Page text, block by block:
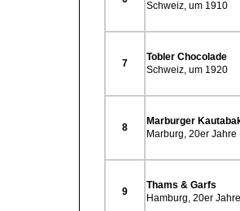
Schweiz, um 1910
7
Tobler Chocolade
Schweiz, um 1920
8
Marburger
Marburg, 20er Jahre
9
Thams & Garfs
Hamburg, 20er Jahre